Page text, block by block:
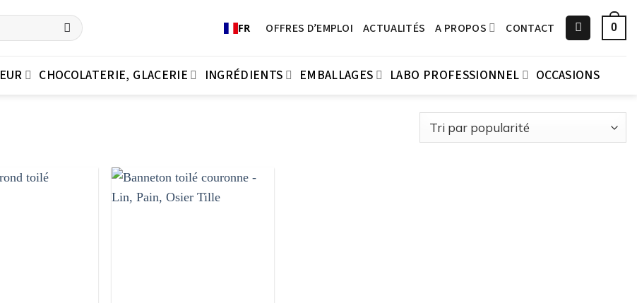
FR OFFRES D’EMPLOI ACTUALITÉS A PROPOS CONTACT 0
CHOCOLATERIE, GLACERIE INGRÉDIENTS EMBALLAGES LABO PROFESSIONNEL OCCASIONS